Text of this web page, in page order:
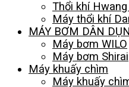
Thổi khí
Máy thổi khí
MÁY BƠM DÂN
Máy bơm WILO
Máy bơm Shirai
Máy khuấy chìm
Máy khuấy